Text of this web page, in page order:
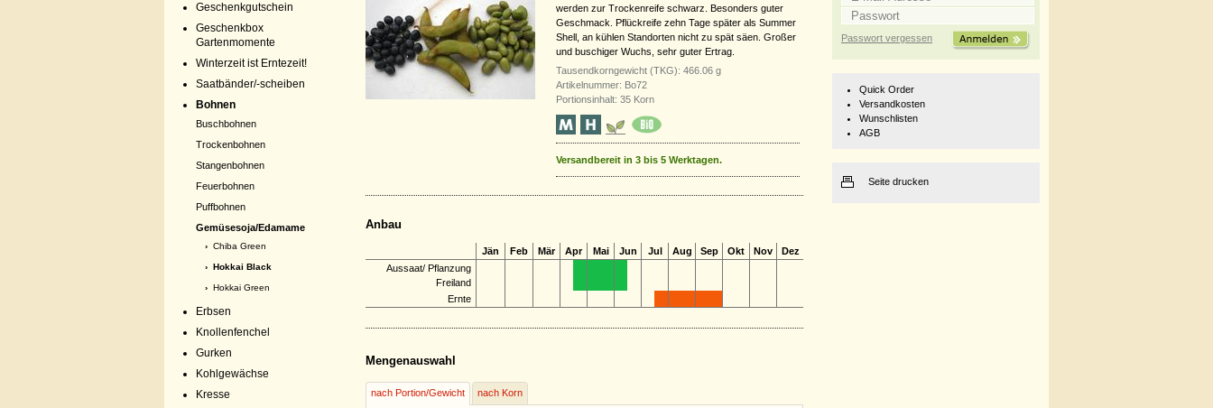
Geschenkgutschein
Geschenkbox
Gartenmomente
Winterzeit ist Erntezeit!
Saatbänder/-scheiben
Bohnen
Buschbohnen
Trockenbohnen
Stangenbohnen
Feuerbohnen
Puffbohnen
Gemüsesoja/Edamame
› Chiba Green
› Hokkai Black
› Hokkai Green
Erbsen
Knollenfenchel
Gurken
Kohlgewächse
Kresse
werden zur Trockenreife schwarz. Besonders guter
Geschmack. Pflückreife zehn Tage später als Summer
Shell, an kühlen Standorten nicht zu spät säen. Großer
und buschiger Wuchs, sehr guter Ertrag.
Tausendkorngewicht (TKG): 466.06 g
Artikelnummer: Bo72
Portionsinhalt: 35 Korn
Versandbereit in 3 bis 5 Werktagen.
Anbau
Jän Feb Mär Apr Mai Jun Jul Aug Sep Okt Nov
Dez
Aussaat/ Pflanzung
Freiland
Ernte
Mengenauswahl
nach Portion/Gewicht nach Korn
Passwort vergessen
Quick Order
Versandkosten
Wunschlisten
AGB
Seite drucken